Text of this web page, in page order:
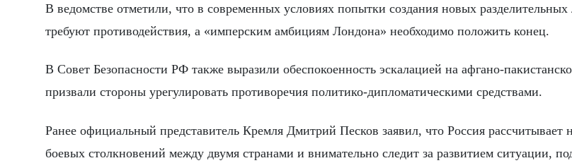
В ведомстве отметили, что в современных условиях попытки создания новых
требуют противодействия, а «имперским амбициям Лондона» необходимо положить конец.
В Совет Безопасности РФ также выразили обеспокоенность эскалацией на афгано-
призвали стороны урегулировать противоречия политико-дипломатическими средствами.
Ранее официальный представитель Кремля Дмитрий Песков заявил, что Россия рассчитывает
боевых столкновений между двумя странами и внимательно следит за развитием ситуации,